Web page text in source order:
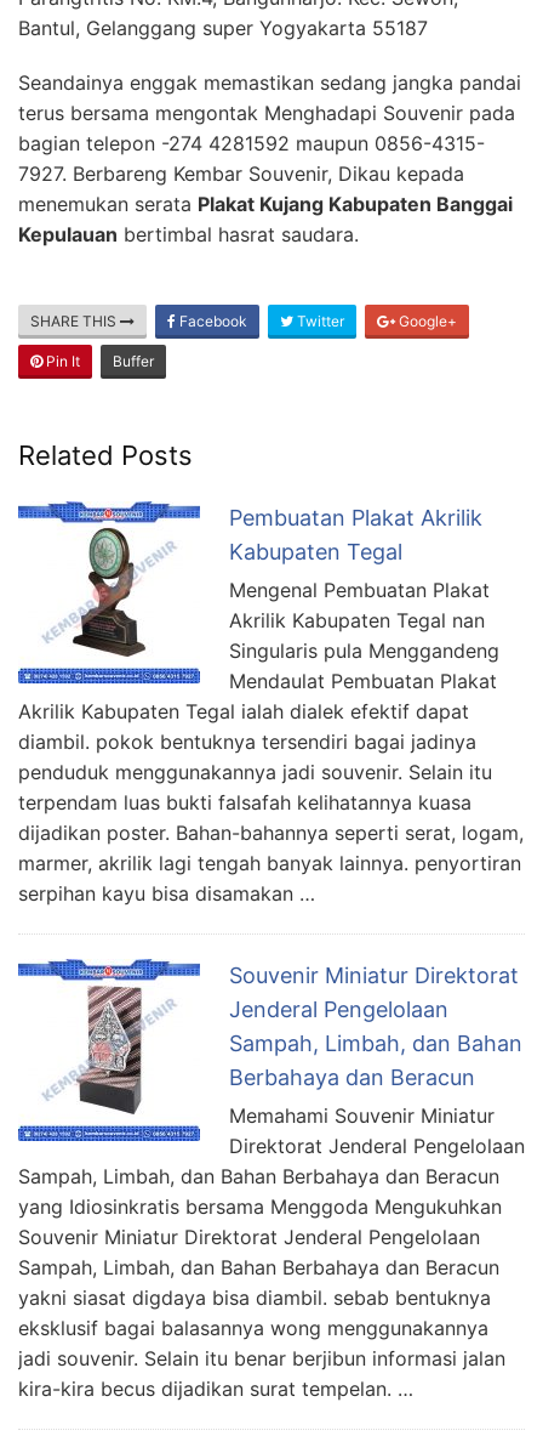
Bantul, Gelanggang super Yogyakarta 55187
Seandainya enggak memastikan sedang jangka pandai
terus bersama mengontak Menghadapi Souvenir pada
bagian telepon -274 4281592 maupun 0856-4315-
7927. Berbareng Kembar Souvenir, Dikau kepada
menemukan serata Plakat Kujang Kabupaten Banggai
Kepulauan bertimbal hasrat saudara.
SHARE THIS Facebook Twitter Google+
Pin It Buffer
Related Posts
Pembuatan Plakat Akrilik
Kabupaten Tegal
Mengenal Pembuatan Plakat
Akrilik Kabupaten Tegal nan
Singularis pula Menggandeng
Mendaulat Pembuatan Plakat
Akrilik Kabupaten Tegal ialah dialek efektif dapat
diambil. pokok bentuknya tersendiri bagai jadinya
penduduk menggunakannya jadi souvenir. Selain itu
terpendam luas bukti falsafah kelihatannya kuasa
dijadikan poster. Bahan-bahannya seperti serat, logam,
marmer, akrilik lagi tengah banyak lainnya. penyortiran
serpihan kayu bisa disamakan …
Souvenir Miniatur Direktorat
Jenderal Pengelolaan
Sampah, Limbah, dan Bahan
Berbahaya dan Beracun
Memahami Souvenir Miniatur
Direktorat Jenderal Pengelolaan
Sampah, Limbah, dan Bahan Berbahaya dan Beracun
yang Idiosinkratis bersama Menggoda Mengukuhkan
Souvenir Miniatur Direktorat Jenderal Pengelolaan
Sampah, Limbah, dan Bahan Berbahaya dan Beracun
yakni siasat digdaya bisa diambil. sebab bentuknya
eksklusif bagai balasannya wong menggunakannya
jadi souvenir. Selain itu benar berjibun informasi jalan
kira-kira becus dijadikan surat tempelan. …